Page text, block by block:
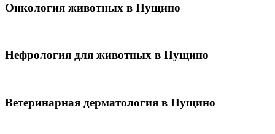
Онкология животных в Пущино
Нефрология для животных в Пущино
Ветеринарная дерматология в Пущино